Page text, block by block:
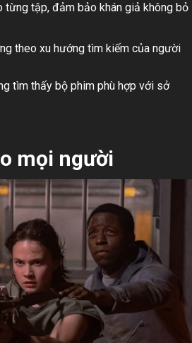
tập, đảm bảo khán giả không bỏ
theo xu hướng tìm kiếm của người
tìm thấy bộ phim phù hợp với sở
mọi người